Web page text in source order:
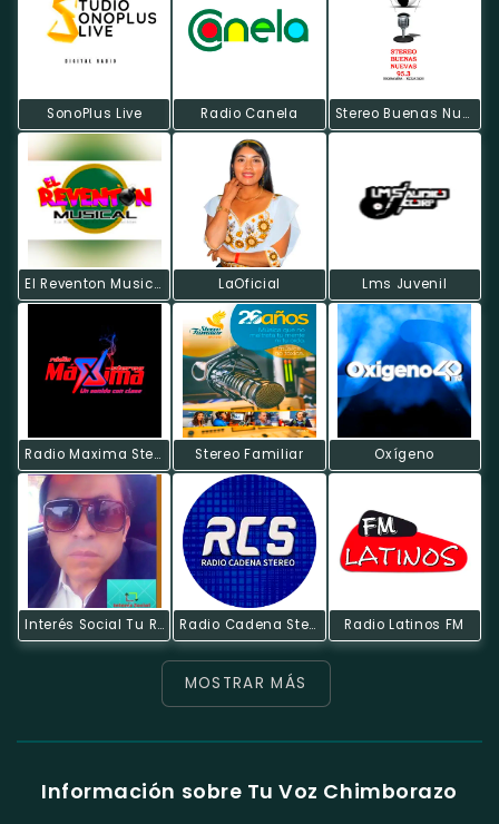
SonoPlus Live Radio Canela Stereo Buenas Nuevas
El Reventon Musical LaOficial Lms Juvenil
Radio Maxima Stereo Stereo Familiar Oxígeno
Interés Social Tu Radio Radio Cadena Stereo Radio Latinos FM
MOSTRAR MÁS
Información sobre Tu Voz Chimborazo